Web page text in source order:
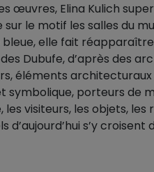
œuvres, Elina Kulich
sur le motif les salles du
bleue, elle fait
Dubufe, d’après des
éléments
symbolique, porteurs de
les visiteurs, les objets,
d’aujourd’hui s’y